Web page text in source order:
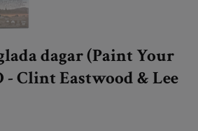
dagar (Paint Your
- Clint Eastwood & Lee